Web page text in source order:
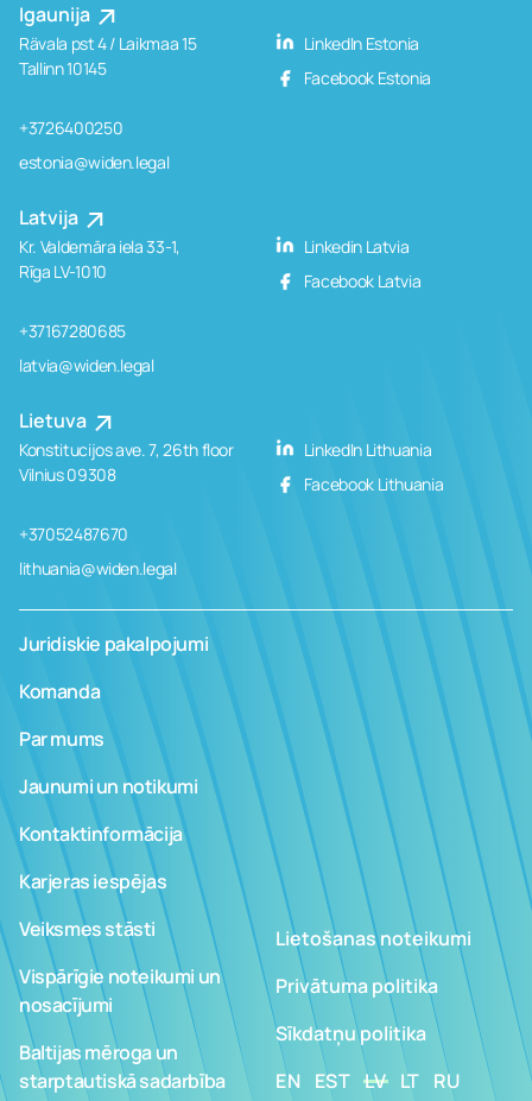
Igaunija
Rävala pst 4 / Laikmaa 15
Tallinn 10145
+3726400250
estonia@widen.legal
LinkedIn Estonia
Facebook Estonia
Latvija
Kr. Valdemāra iela 33-1,
Rīga LV-1010
+37167280685
latvia@widen.legal
Linkedin Latvia
Facebook Latvia
Lietuva
Konstitucijos ave. 7, 26th floor
Vilnius 09308
+37052487670
lithuania@widen.legal
LinkedIn Lithuania
Facebook Lithuania
Juridiskie pakalpojumi
Komanda
Par mums
Jaunumi un notikumi
Kontaktinformācija
Karjeras iespējas
Veiksmes stāsti
Vispārīgie noteikumi un
nosacījumi
Baltijas mēroga un
starptautiskā sadarbība
Lietošanas noteikumi
Privātuma politika
Sīkdatņu politika
EN EST LV LT RU